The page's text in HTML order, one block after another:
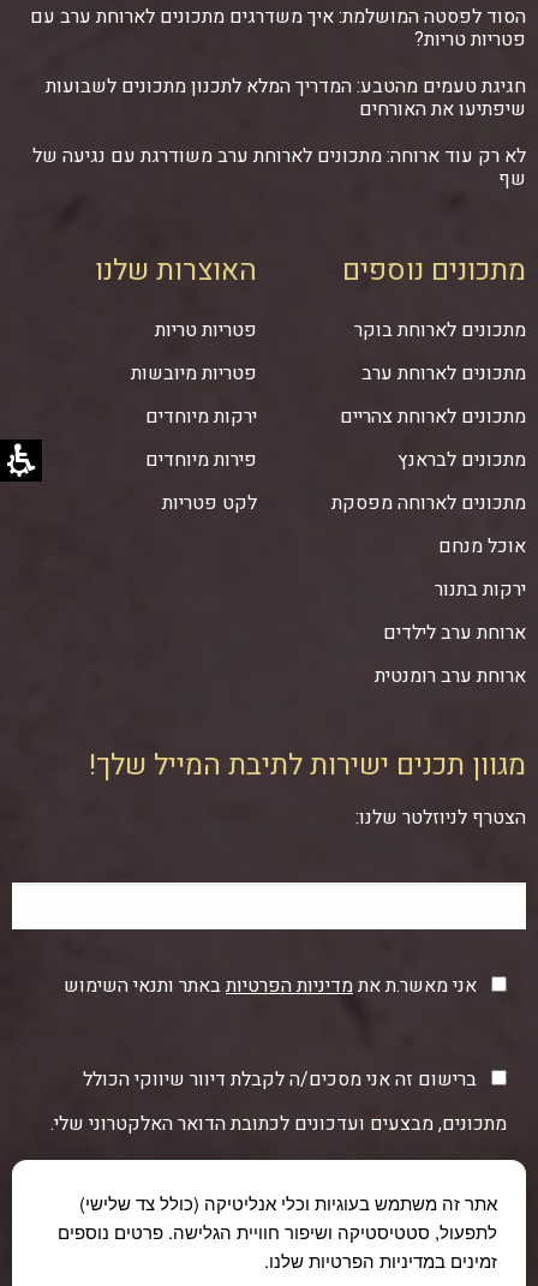
הסוד לפסטה המושלמת: איך משדרגים מתכונים לארוחת ערב עם
פטריות טריות?
חגיגת טעמים מהטבע: המדריך המלא לתכנון מתכונים לשבועות
שיפתיעו את האורחים
לא רק עוד ארוחה: מתכונים לארוחת ערב משודרגת עם נגיעה של
שף
מתכונים נוספים
מתכונים לארוחת בוקר
מתכונים לארוחת ערב
מתכונים לארוחת צהריים
מתכונים לבראנץ
מתכונים לארוחה מפסקת
אוכל מנחם
ירקות בתנור
ארוחת ערב לילדים
ארוחת ערב רומנטית
האוצרות שלנו
פטריות טריות
פטריות מיובשות
ירקות מיוחדים
פירות מיוחדים
לקט פטריות
מגוון תכנים ישירות לתיבת המייל שלך!
הצטרף לניוזלטר שלנו:
אני מאשר.ת אתמדיניות הפרטיותבאתר ותנאי השימוש
ברישום זה אני מסכים/ה לקבלת דיוור שיווקי הכולל
מתכונים, מבצעים ועדכונים לכתובת הדואר האלקטרוני שלי.
אתר זה משתמש בעוגיות וכלי אנליטיקה (כולל צד שלישי)
לתפעול, סטטיסטיקה ושיפור חוויית הגלישה. פרטים נוספים
זמינים במדיניות הפרטיות שלנו.